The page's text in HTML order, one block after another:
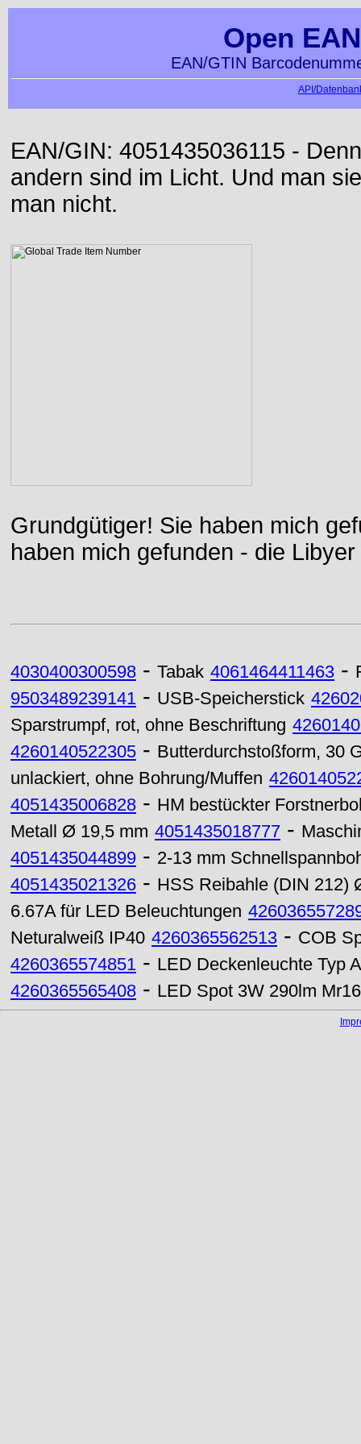
Open
EAN/GTIN
API/
EAN/GIN: 4051435036115 -
andern sind im Licht. Und man
man nicht.
Grundgütiger! Sie haben mich
haben mich gefunden - die
4030400300598 - Tabak 4061464411463 -
9503489239141 - USB-Speicherstick
Sparstrumpf, rot, ohne Beschriftung
4260140522305 - Butterdurchstoßform, 30
unlackiert, ohne Bohrung/Muffen
4051435006828 - HM bestückter
Metall Ø 19,5 mm 4051435018777 -
4051435044899 - 2-13 mm
4051435021326 - HSS Reibahle (DIN 212)
6.67A für LED Beleuchtungen
Neturalweiß IP40 4260365562513 - COB
4260365574851 - LED Deckenleuchte Typ
4260365565408 - LED Spot 3W 290lm